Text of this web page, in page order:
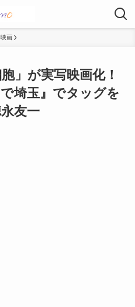
画
」が実写映画化！
埼玉』でタッグを
友一